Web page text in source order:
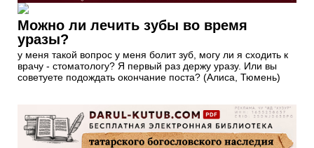
Можно ли лечить зубы во время
уразы?
у меня такой вопрос у меня болит зуб, могу ли я сходить к
врачу - стоматологу? Я первый раз держу уразу. Или вы
советуете подождать окончание поста? (Алиса, Тюмень)